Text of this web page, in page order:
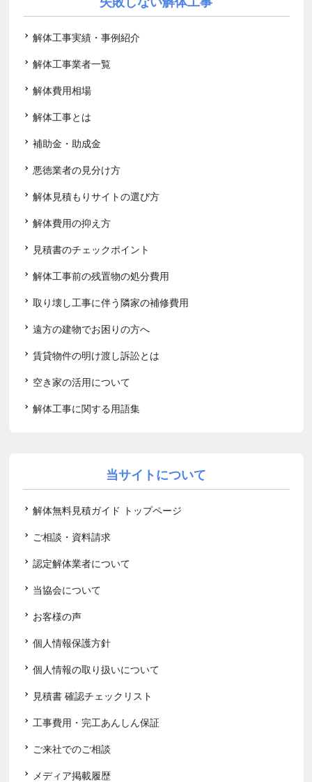
解体工事実績・事例紹介
解体工事業者一覧
解体費用相場
解体工事とは
補助金・助成金
悪徳業者の見分け方
解体見積もりサイトの選び方
解体費用の抑え方
見積書のチェックポイント
解体工事前の残置物の処分費用
取り壊し工事に伴う隣家の補修費用
遠方の建物でお困りの方へ
賃貸物件の明け渡し訴訟とは
空き家の活用について
解体工事に関する用語集
当サイトについて
解体無料見積ガイド トップページ
ご相談・資料請求
認定解体業者について
当協会について
お客様の声
個人情報保護方針
個人情報の取り扱いについて
見積書 確認チェックリスト
工事費用・完工あんしん保証
ご来社でのご相談
メディア掲載履歴